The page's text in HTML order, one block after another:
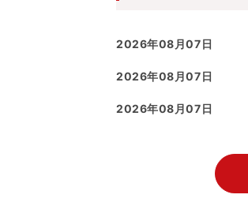
2026年08月07日
2026年08月07日
2026年08月07日